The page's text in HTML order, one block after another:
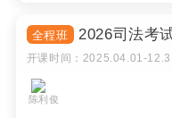
全程班 2026司法考
开课时间： 2025.04.01-
陈利俊